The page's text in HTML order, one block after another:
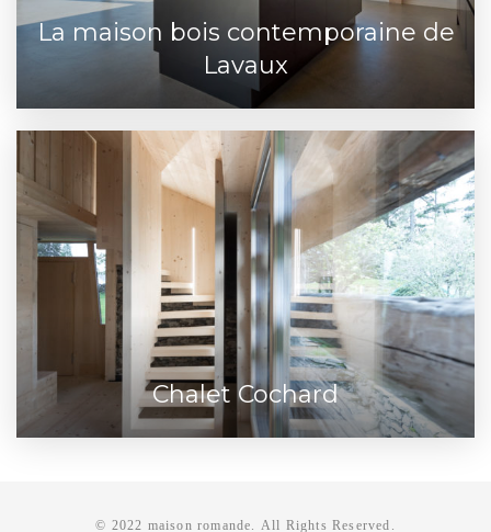
La maison bois contemporaine de
Lavaux
Chalet Cochard
© 2022 maison romande. All Rights Reserved.